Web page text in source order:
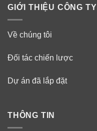
GIỚI THIỆU CÔNG TY
Về chúng tôi
Đối tác chiến lược
Dự án đã lắp đặt
THÔNG TIN